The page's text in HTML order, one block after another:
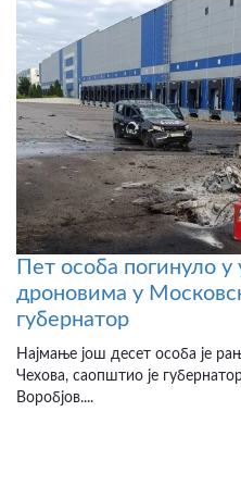
Пет особа погинуло у
дроновима у
губернатор
Најмање још десет особа је
Чехова, саопштио је
Воробјов....